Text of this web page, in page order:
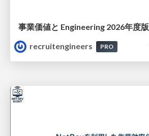
事業価値と Engineering 2026年度版
recruitengineers
PRO